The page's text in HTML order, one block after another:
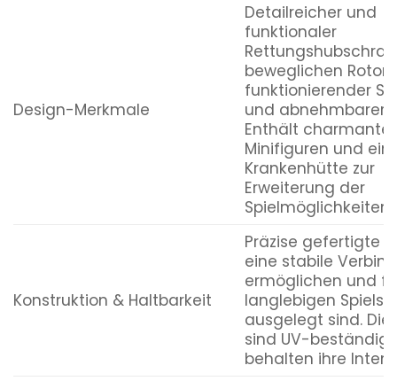
Design-Merkmale
Detailreicher und
funktionaler
beweglichen
funktionierender
und abnehmbarer
Enthält charmante
Minifiguren und
Krankenhütte zur
Erweiterung der
Spielmöglichkeiten.
Konstruktion & Haltbarkeit
Präzise gefertigte
eine stabile
ermöglichen und
langlebigen
ausgelegt sind. Die
sind UV-beständig
behalten ihre